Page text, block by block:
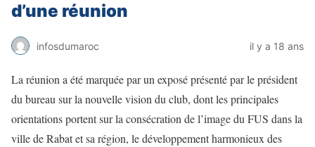
d’une réunion
infosdumaroc il y a 18 ans
La réunion a été marquée par un exposé présenté par le président
du bureau sur la nouvelle vision du club, dont les principales
orientations portent sur la consécration de l’image du FUS dans la
ville de Rabat et sa région, le développement harmonieux des